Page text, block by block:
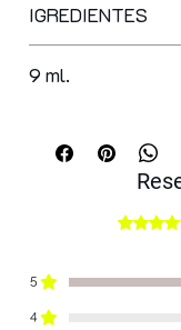
IGREDIENTES
FOREST GREEN
fluorphlogopite,
propylene glycol,
euphorbia cerifera
copolymer,
stearate, caprylyl
9 ml.
Obtuvo
5
4